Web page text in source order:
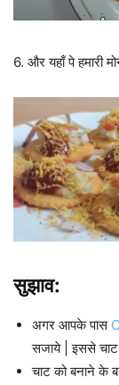
6. और यहाँ पे हमारी
सुझाव:
अगर आपके पास
सजाये | इससे चाट
चाट को बनाने के